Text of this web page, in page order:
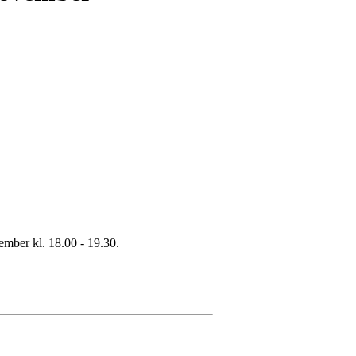
kl. 18.00 - 19.30.